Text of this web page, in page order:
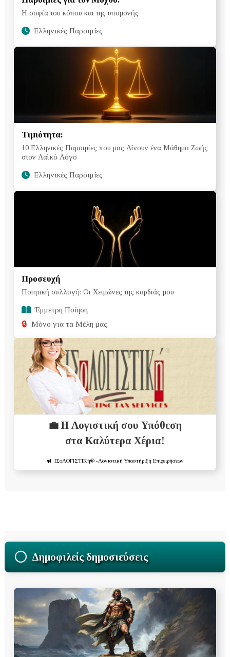
Η σοφία του κόπου και της υπομονής
Ελληνικές Παροιμίες
Τιμιότητα:
10 Ελληνικές Παροιμίες που μας Δίνουν ένα Μάθημα Ζωής
στον Λαϊκό Λόγο
Ελληνικές Παροιμίες
Προσευχή
Ποιητική συλλογή: Οι Χειμώνες της καρδιάς μου
Έμμετρη Ποίηση
🔒 Μόνο για τα Μέλη μας
💼 Η Λογιστική σου Υπόθεση
στα Καλύτερα Χέρια!
ΙΣοΛΟΓΙΣΤΙΚή®-Λογιστική Υποστήριξη Επιχειρήσεων
Δημοφιλείς δημοσιεύσεις